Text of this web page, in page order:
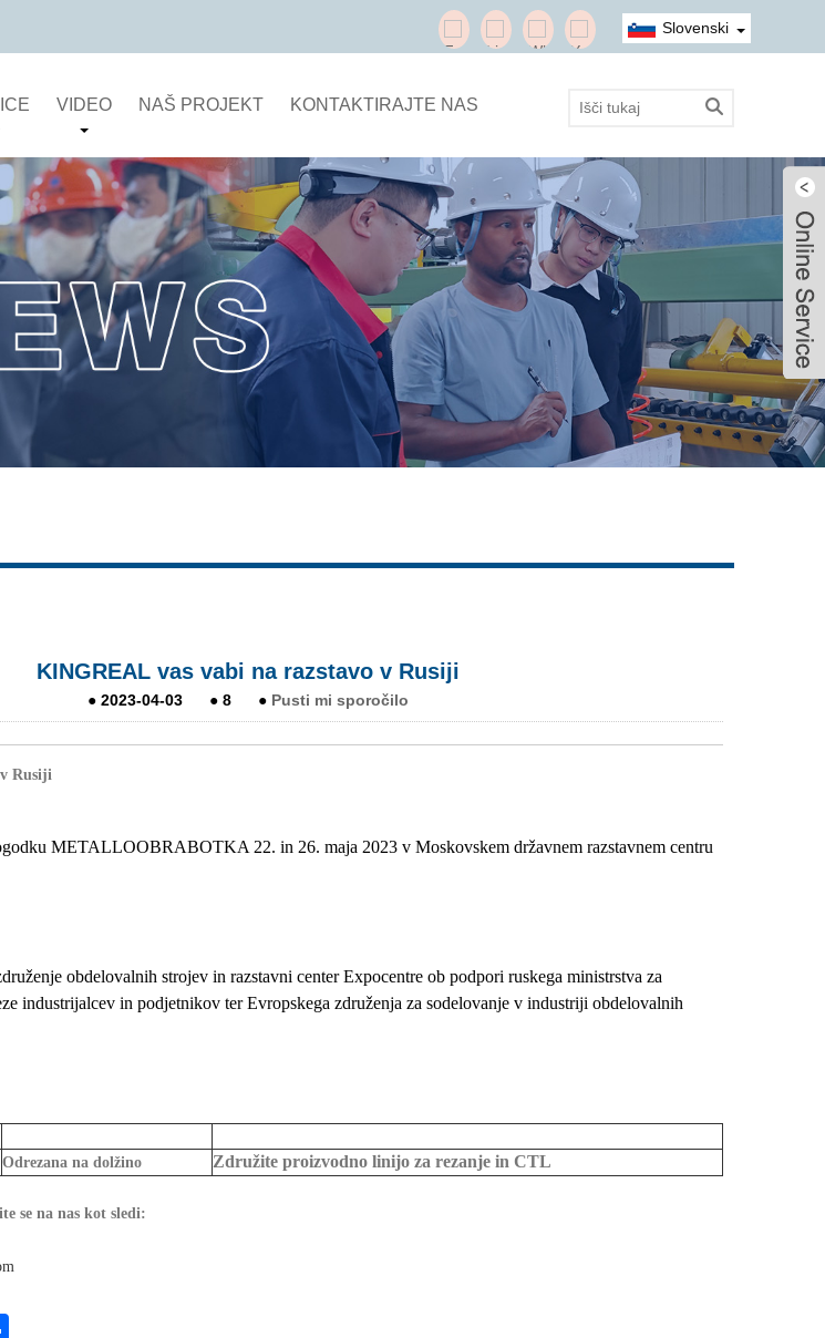
Slovenski
VIDEO NAŠ PROJEKT KONTAKTIRAJTE NAS
KINGREAL vas vabi na razstavo v Rusiji
●2023-04-03 ●8 ● Pusti mi sporočilo
Rusiji
METALLOOBRABOTKA 22. in 26. maja 2023 v Moskovskem državnem razstavnem centru
obdelovalnih strojev in razstavni center Expocentre ob podpori ruskega ministrstva za
industrijalcev in podjetnikov ter Evropskega združenja za sodelovanje v industriji obdelovalnih
Odrezana na dolžino Združite proizvodno linijo za rezanje in CTL
se na nas kot sledi:
Share